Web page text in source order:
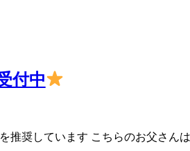
付中
奨しています こちらのお父さん